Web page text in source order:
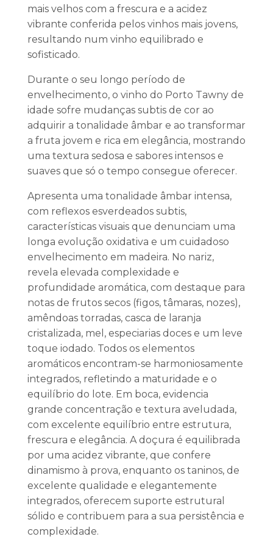
mais velhos com a frescura e a acidez
vibrante conferida pelos vinhos mais jovens,
resultando num vinho equilibrado e
sofisticado.
Durante o seu longo período de
envelhecimento, o vinho do Porto Tawny de
idade sofre mudanças subtis de cor ao
adquirir a tonalidade âmbar e ao transformar
a fruta jovem e rica em elegância, mostrando
uma textura sedosa e sabores intensos e
suaves que só o tempo consegue oferecer.
Apresenta uma tonalidade âmbar intensa,
com reflexos esverdeados subtis,
características visuais que denunciam uma
longa evolução oxidativa e um cuidadoso
envelhecimento em madeira. No nariz,
revela elevada complexidade e
profundidade aromática, com destaque para
notas de frutos secos (figos, tâmaras, nozes),
amêndoas torradas, casca de laranja
cristalizada, mel, especiarias doces e um leve
toque iodado. Todos os elementos
aromáticos encontram-se harmoniosamente
integrados, refletindo a maturidade e o
equilíbrio do lote. Em boca, evidencia
grande concentração e textura aveludada,
com excelente equilíbrio entre estrutura,
frescura e elegância. A doçura é equilibrada
por uma acidez vibrante, que confere
dinamismo à prova, enquanto os taninos, de
excelente qualidade e elegantemente
integrados, oferecem suporte estrutural
sólido e contribuem para a sua persistência e
complexidade.